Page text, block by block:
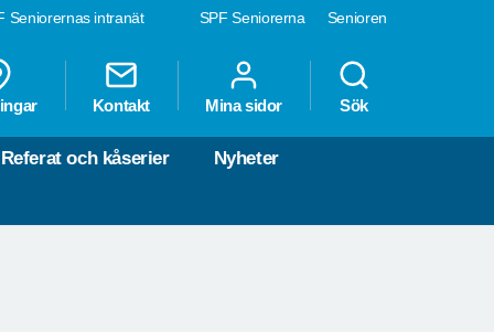
SPF Seniorerna Senioren
Seniorernas intranät
Kontakt Mina sidor Sök
Referat och kåserier Nyheter